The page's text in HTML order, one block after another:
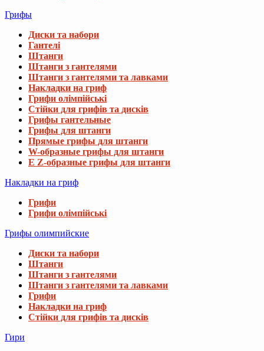
Грифы
Диски та набори
Гантелі
Штанги
Штанги з гантелями
Штанги з гантелями та лавками
Накладки на гриф
Грифи олімпійські
Стійки для грифів та дисків
Грифы гантельные
Грифы для штанги
Прямые грифы для штанги
W-образные грифы для штанги
E Z-образные грифы для штанги
Накладки на гриф
Грифи
Грифи олімпійські
Грифы олимпийские
Диски та набори
Штанги
Штанги з гантелями
Штанги з гантелями та лавками
Грифи
Накладки на гриф
Стійки для грифів та дисків
Гири